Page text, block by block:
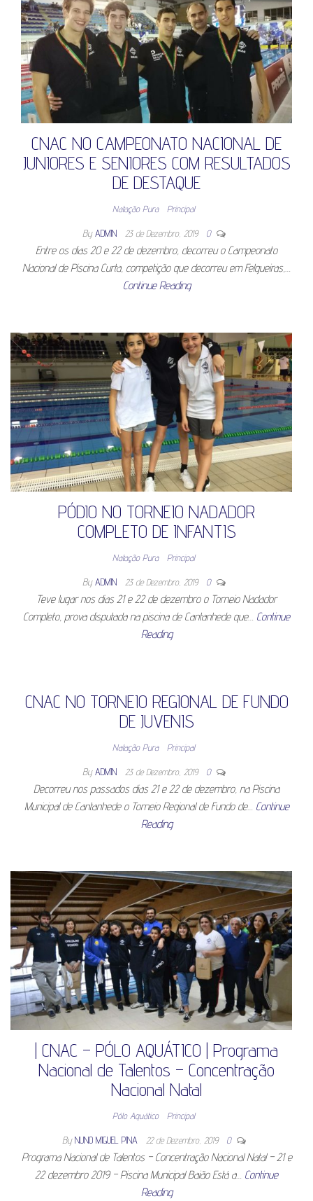
CNAC NO CAMPEONATO NACIONAL DE
JUNIORES E SENIORES COM RESULTADOS
DE DESTAQUE
Natação Pura Principal
By ADMIN 23 de Dezembro, 2019 0
Entre os dias 20 e 22 de dezembro, decorreu o Campeonato
Nacional de Piscina Curta, competição que decorreu em Felgueiras,…
Continue Reading
PÓDIO NO TORNEIO NADADOR
COMPLETO DE INFANTIS
Natação Pura Principal
By ADMIN 23 de Dezembro, 2019 0
Teve lugar nos dias 21 e 22 de dezembro o Torneio Nadador
Completo, prova disputada na piscina de Cantanhede que… Continue
Reading
CNAC NO TORNEIO REGIONAL DE FUNDO
DE JUVENIS
Natação Pura Principal
By ADMIN 23 de Dezembro, 2019 0
Decorreu nos passados dias 21 e 22 de dezembro, na Piscina
Municipal de Cantanhede o Torneio Regional de Fundo de… Continue
Reading
| CNAC – PÓLO AQUÁTICO | Programa
Nacional de Talentos – Concentração
Nacional Natal
Pólo Aquático Principal
By NUNO MIGUEL PINA 22 de Dezembro, 2019 0
Programa Nacional de Talentos – Concentração Nacional Natal – 21 e
22 dezembro 2019 – Piscina Municipal Baião Está a… Continue
Reading